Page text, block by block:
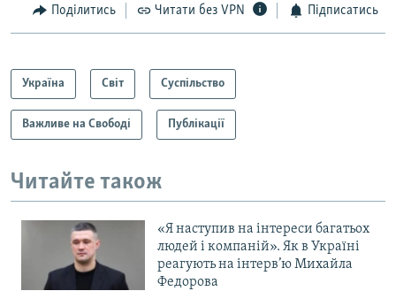
Поділитись Читати без VPN Підписатись
Україна Світ Суспільство
Важливе на Свободі Публікації
Читайте також
«Я наступив на інтереси багатьох
людей і компаній». Як в Україні
реагують на інтерв’ю Михайла
Федорова